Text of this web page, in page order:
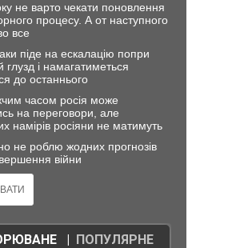
не варто чекати поновлення
процесу. А от наступного
все
піде на ескалацію попри
глузд і намагатиметься
до останнього
часом росія може
на переговори, але
намірів росіяни не матимуть
не роблю жодних прогнозів
війни
| ПОПУЛЯРНЕ